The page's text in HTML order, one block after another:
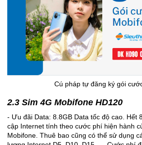
Cú pháp tự đăng ký gói
2.3 Sim 4G Mobifone HD120
- Ưu đãi Data: 8.8GB Data tốc độ cao. Hết
cập Internet tính theo cước phí hiện hành
Mobifone. Thuê bao cũng có thể sử dụng